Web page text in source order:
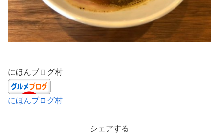
にほんブログ村
にほんブログ村
シェアする